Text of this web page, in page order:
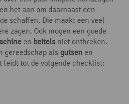
het aan om daarnaast een
schaffen. Die maakt een veel
zagen. Ook mogen een goede
en beitels niet ontbreken.
gereedschap als gutsen en
leidt tot de volgende checklist: